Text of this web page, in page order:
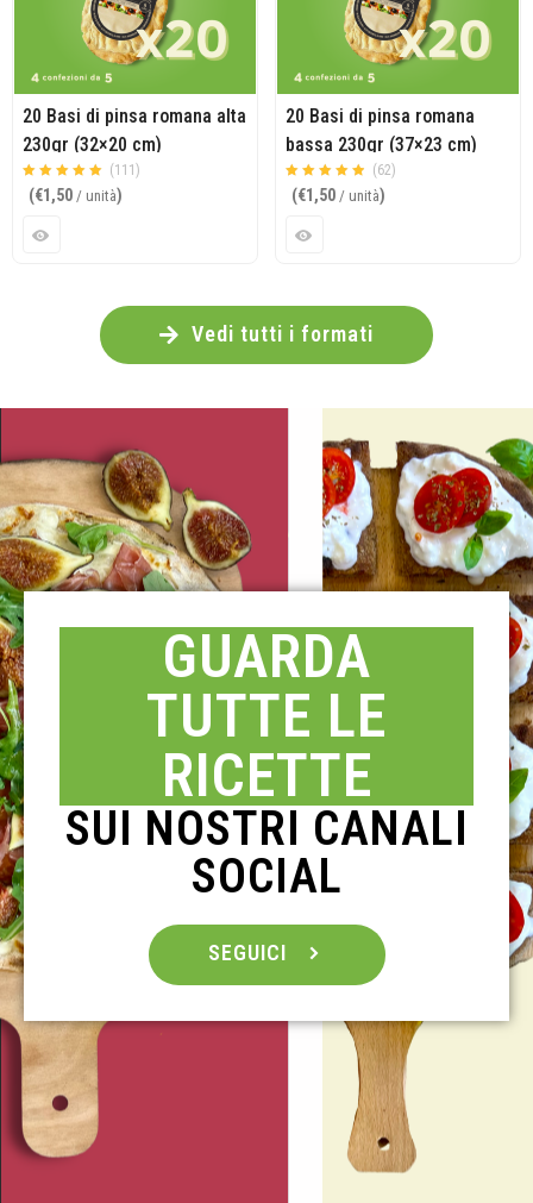
20 Basi di pinsa romana alta
230gr (32×20 cm)
Valutato
4.93
su 5
(111)
(€1,50 / unità)
20 Basi di pinsa romana
bassa 230gr (37×23 cm)
Valutato
4.90
su 5
(62)
(€1,50 / unità)
Vedi tutti i formati
GUARDA
TUTTE LE
RICETTE
SUI NOSTRI CANALI
SOCIAL
SEGUICI